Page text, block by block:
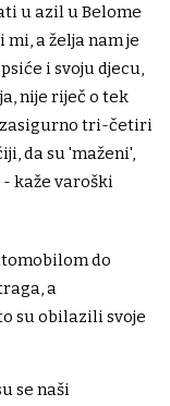
u azil u Belome
a želja nam je
i svoju djecu,
nije riječ o tek
zasigurno tri-četiri
da su 'maženi',
- kaže varoški
do
a
su obilazili svoje
se naši